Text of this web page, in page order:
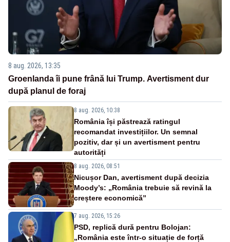
8 aug. 2026, 13:35
Groenlanda îi pune frână lui Trump. Avertisment dur
după planul de foraj
8 aug. 2026, 10:38
România își păstrează ratingul
recomandat investițiilor. Un semnal
pozitiv, dar și un avertisment pentru
autorități
8 aug. 2026, 08:51
Nicușor Dan, avertisment după decizia
Moody’s: „România trebuie să revină la
creștere economică”
7 aug. 2026, 15:26
PSD, replică dură pentru Bolojan:
„România este într-o situație de forță